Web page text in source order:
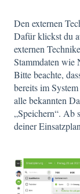
Den externen
Dafür klickst du
externen
Stammdaten wie
Bitte beachte,
bereits im
alle bekannten
„Speichern“. Ab
deiner